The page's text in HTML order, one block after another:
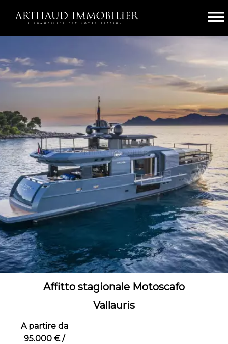
Affitto stagionale Motoscafo
Vallauris
A partire da
95.000 € /